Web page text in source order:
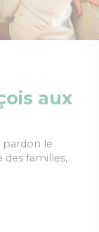
aux
pardon le
familles,